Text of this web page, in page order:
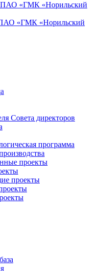
ПАО «ГМК «Норильский
ПАО «ГМК «Норильский
Совета директоров
программа
проекты
проекты